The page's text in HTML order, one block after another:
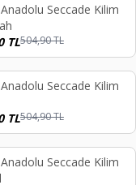
Seccade Kilim
TL504,90TL
Seccade Kilim
TL504,90TL
Seccade Kilim